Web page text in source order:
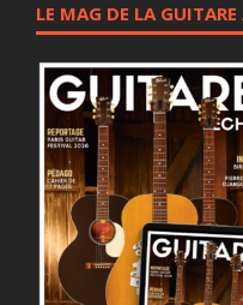
LE MAG DE LA